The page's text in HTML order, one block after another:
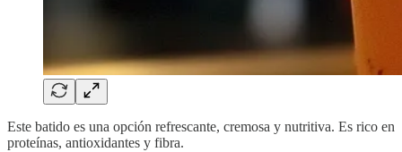
Este batido es una opción refrescante, cremosa y nutritiva. Es rico en
proteínas, antioxidantes y fibra.